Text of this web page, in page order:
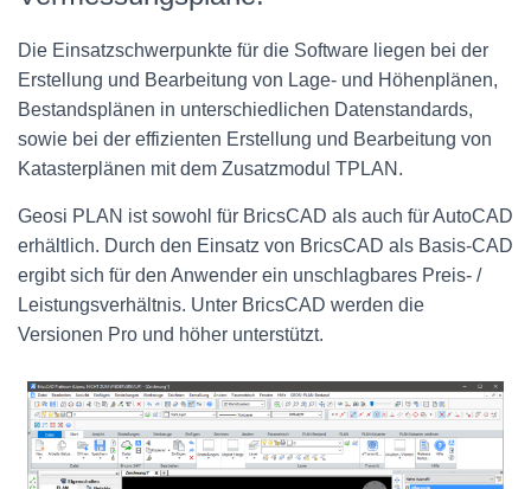
Die Einsatzschwerpunkte für die Software liegen bei der
Erstellung und Bearbeitung von Lage- und Höhenplänen,
Bestandsplänen in unterschiedlichen Datenstandards,
sowie bei der effizienten Erstellung und Bearbeitung von
Katasterplänen mit dem Zusatzmodul TPLAN.
Geosi PLAN ist sowohl für BricsCAD als auch für AutoCAD
erhältlich. Durch den Einsatz von BricsCAD als Basis-CAD
ergibt sich für den Anwender ein unschlagbares Preis- /
Leistungsverhältnis. Unter BricsCAD werden die
Versionen Pro und höher unterstützt.